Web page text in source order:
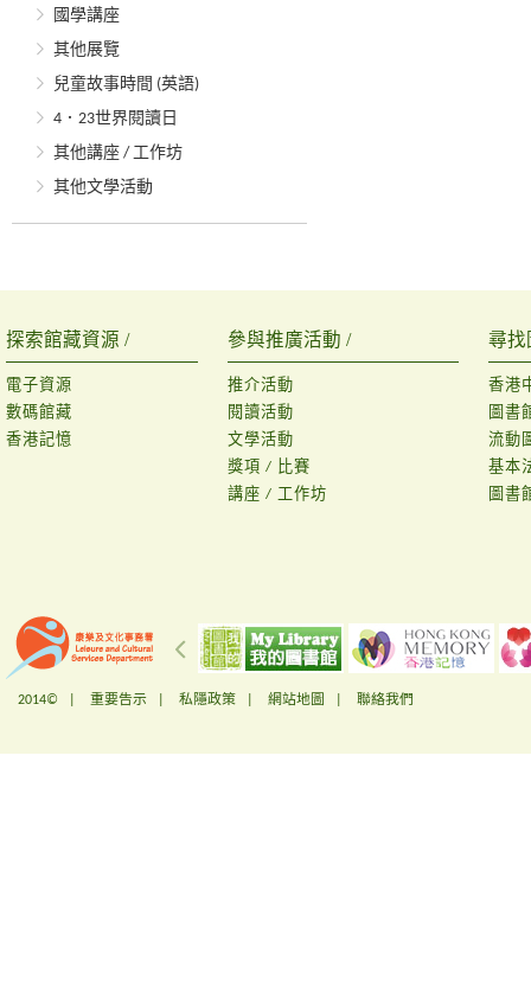
國學講座
其他展覽
兒童故事時間 (英語)
4．23世界閱讀日
其他講座 / 工作坊
其他文學活動
探索館藏資源 /
電子資源
數碼館藏
香港記憶
參與推廣活動 /
推介活動
閱讀活動
文學活動
獎項 / 比賽
講座 / 工作坊
尋找
香港
圖書
流動
基本
圖書
2014© | 重要告示 私隱政策 網站地圖 聯絡我們